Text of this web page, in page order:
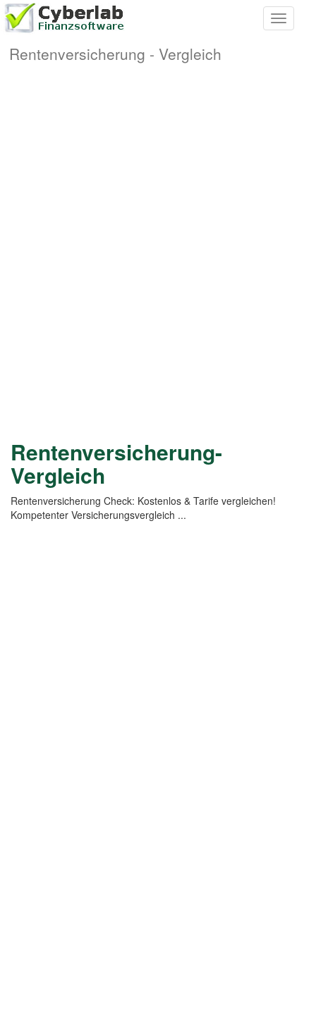
Toggle
Rentenversicherung - Vergleich
Rentenversicherung-
Vergleich
Rentenversicherung Check‎: Kostenlos & Tarife vergleichen!
Kompetenter Versicherungsvergleich ...